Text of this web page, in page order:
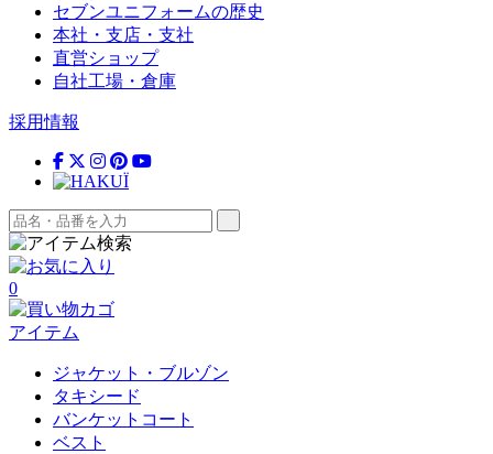
セブンユニフォームの歴史
本社・支店・支社
直営ショップ
自社工場・倉庫
採用情報
0
アイテム
ジャケット・ブルゾン
タキシード
バンケットコート
ベスト